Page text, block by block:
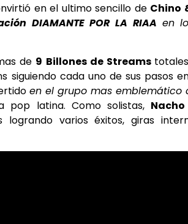
en el ultimo sencillo de Chino
DIAMANTE POR LA RIAA en
de 9 Billones de Streams
siguiendo cada uno de sus pasos
en el grupo mas emblemático
latina. Como solistas, Nacho
varios éxitos, giras